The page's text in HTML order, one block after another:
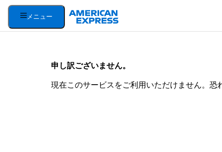
メニュー
申し訳ございません。
現在このサービスをご利用いただけません。